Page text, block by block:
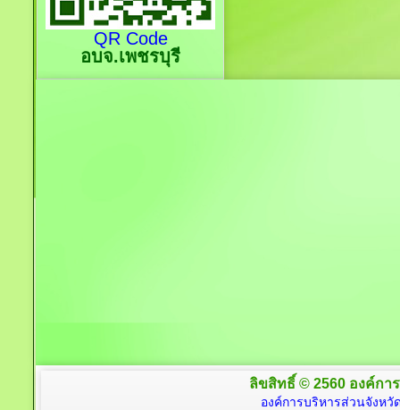
QR Code
อบจ.เพชรบุรี
ลิขสิทธิ์ © 2560 องค์กา
องค์การบริหารส่วนจังหวั